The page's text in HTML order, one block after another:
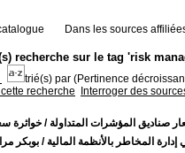
Dans les sources
recherche sur le tag 'risk
trié(s) par (Pertinence
recherche
Interroger des
صناديق المؤشرات المتداولة / خواثرة
المخاطر بالأنظمة المالية / بوبكر